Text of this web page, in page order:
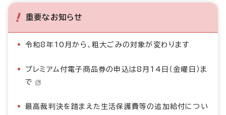
重要なお知らせ
令和8年10月から、粗大ごみの対象が変わります
プレミアム付電子商品券の申込は8月14日（金曜日）ま
で
最高裁判決を踏まえた生活保護費等の追加給付につい